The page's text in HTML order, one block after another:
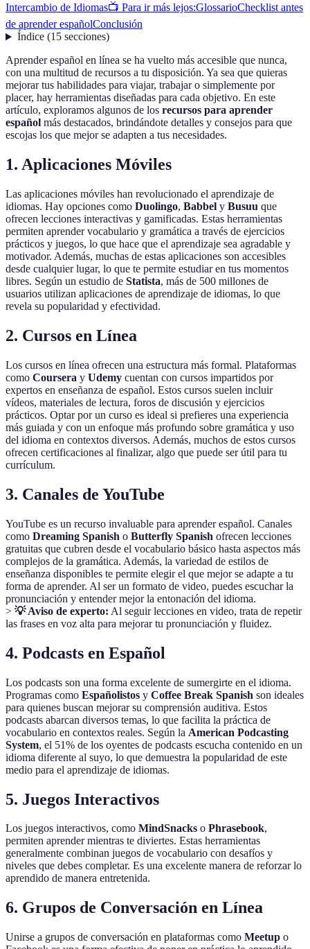
Intercambio de Idiomas📺 Para ir más lejos:GlossarioChecklist antes
de aprender españolConclusión
Índice(15 secciones)
Aprender español en línea se ha vuelto más accesible que nunca,
con una multitud de recursos a tu disposición. Ya sea que quieras
mejorar tus habilidades para viajar, trabajar o simplemente por
placer, hay herramientas diseñadas para cada objetivo. En este
artículo, exploramos algunos de los recursos para aprender
español más destacados, brindándote detalles y consejos para que
escojas los que mejor se adapten a tus necesidades.
1. Aplicaciones Móviles
Las aplicaciones móviles han revolucionado el aprendizaje de
idiomas. Hay opciones como Duolingo, Babbel y Busuu que
ofrecen lecciones interactivas y gamificadas. Estas herramientas
permiten aprender vocabulario y gramática a través de ejercicios
prácticos y juegos, lo que hace que el aprendizaje sea agradable y
motivador. Además, muchas de estas aplicaciones son accesibles
desde cualquier lugar, lo que te permite estudiar en tus momentos
libres. Según un estudio de Statista, más de 500 millones de
usuarios utilizan aplicaciones de aprendizaje de idiomas, lo que
revela su popularidad y efectividad.
2. Cursos en Línea
Los cursos en línea ofrecen una estructura más formal. Plataformas
como Coursera y Udemy cuentan con cursos impartidos por
expertos en enseñanza de español. Estos cursos suelen incluir
vídeos, materiales de lectura, foros de discusión y ejercicios
prácticos. Optar por un curso es ideal si prefieres una experiencia
más guiada y con un enfoque más profundo sobre gramática y uso
del idioma en contextos diversos. Además, muchos de estos cursos
ofrecen certificaciones al finalizar, algo que puede ser útil para tu
currículum.
3. Canales de YouTube
YouTube es un recurso invaluable para aprender español. Canales
como Dreaming Spanish o Butterfly Spanish ofrecen lecciones
gratuitas que cubren desde el vocabulario básico hasta aspectos más
complejos de la gramática. Además, la variedad de estilos de
enseñanza disponibles te permite elegir el que mejor se adapte a tu
forma de aprender. Al ser un formato de video, puedes escuchar la
pronunciación y entender mejor la entonación del idioma.
> 💡 Aviso de experto: Al seguir lecciones en video, trata de repetir
las frases en voz alta para mejorar tu pronunciación y fluidez.
4. Podcasts en Español
Los podcasts son una forma excelente de sumergirte en el idioma.
Programas como Españolistos y Coffee Break Spanish son ideales
para quienes buscan mejorar su comprensión auditiva. Estos
podcasts abarcan diversos temas, lo que facilita la práctica de
vocabulario en contextos reales. Según la American Podcasting
System, el 51% de los oyentes de podcasts escucha contenido en un
idioma diferente al suyo, lo que demuestra la popularidad de este
medio para el aprendizaje de idiomas.
5. Juegos Interactivos
Los juegos interactivos, como MindSnacks o Phrasebook,
permiten aprender mientras te diviertes. Estas herramientas
generalmente combinan juegos de vocabulario con desafíos y
niveles que debes completar. Es una excelente manera de reforzar lo
aprendido de manera entretenida.
6. Grupos de Conversación en Línea
Unirse a grupos de conversación en plataformas como Meetup o